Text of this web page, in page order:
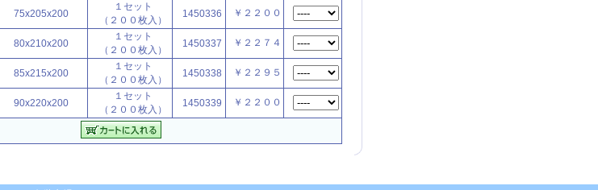
75x205x200
１セット
（２００枚入）
1450336 ￥２２００
80x210x200
１セット
（２００枚入）
1450337 ￥２２７４
85x215x200
１セット
（２００枚入）
1450338 ￥２２９５
90x220x200
１セット
（２００枚入）
1450339 ￥２２００